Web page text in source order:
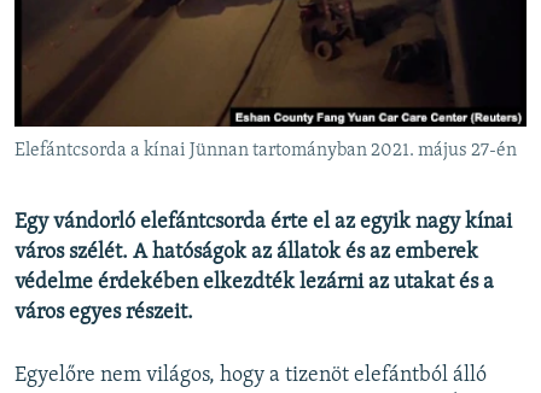
EURÓPAI UNIÓ
VILÁG
KLÍMAVÁLTOZÁS
A MÚLT TANULSÁGAI
KÖVESSEN MINKET!
Valamennyi RFE/RL weboldal
Elefántcsorda a kínai Jünnan tartományban 2021. május 27-én
Egy vándorló elefántcsorda érte el az egyik nagy kínai
város szélét. A hatóságok az állatok és az emberek
védelme érdekében elkezdték lezárni az utakat és a
város egyes részeit.
Egyelőre nem világos, hogy a tizenöt elefántból álló